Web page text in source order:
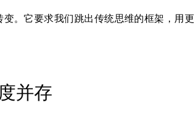
。它要求我们跳出传统思维的框架，用更
并存